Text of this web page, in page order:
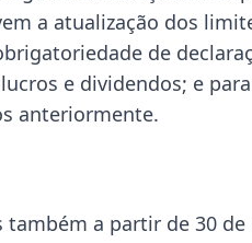
a atualização dos
de
e dividendos; e
anteriormente.
a partir de 30